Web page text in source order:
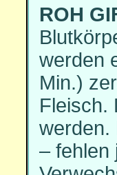
ROH
werden
Min.)
Fleisch.
werden.
– fehlen